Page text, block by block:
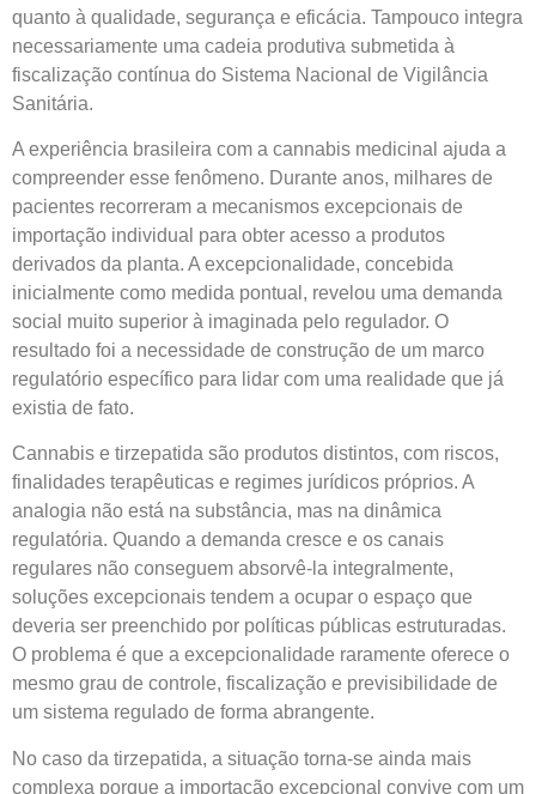
quanto à qualidade, segurança e eficácia. Tampouco integra
necessariamente uma cadeia produtiva submetida à
fiscalização contínua do Sistema Nacional de Vigilância
Sanitária.
A experiência brasileira com a cannabis medicinal ajuda a
compreender esse fenômeno. Durante anos, milhares de
pacientes recorreram a mecanismos excepcionais de
importação individual para obter acesso a produtos
derivados da planta. A excepcionalidade, concebida
inicialmente como medida pontual, revelou uma demanda
social muito superior à imaginada pelo regulador. O
resultado foi a necessidade de construção de um marco
regulatório específico para lidar com uma realidade que já
existia de fato.
Cannabis e tirzepatida são produtos distintos, com riscos,
finalidades terapêuticas e regimes jurídicos próprios. A
analogia não está na substância, mas na dinâmica
regulatória. Quando a demanda cresce e os canais
regulares não conseguem absorvê-la integralmente,
soluções excepcionais tendem a ocupar o espaço que
deveria ser preenchido por políticas públicas estruturadas.
O problema é que a excepcionalidade raramente oferece o
mesmo grau de controle, fiscalização e previsibilidade de
um sistema regulado de forma abrangente.
No caso da tirzepatida, a situação torna-se ainda mais
complexa porque a importação excepcional convive com um